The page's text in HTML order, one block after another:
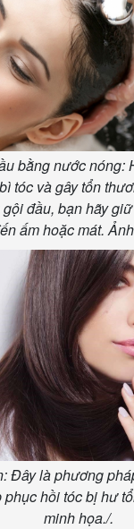
Ô tô
Ô tô
Xe
Tư
bằng nước nóng:
tóc và gây tổn
đầu, bạn hãy
ấm hoặc mát.
Đây là phương
hồi tóc bị hư
minh họa./.